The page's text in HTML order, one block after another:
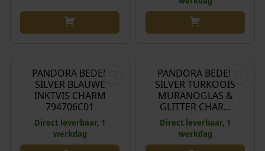
PANDORA BEDEL
SILVER BLAUWE
INKTVIS CHARM
794706C01
Direct leverbaar, 1
werkdag
PANDORA BEDEL
SILVER TURKOOIS
MURANOGLAS &
GLITTER CHAR…
Direct leverbaar, 1
werkdag